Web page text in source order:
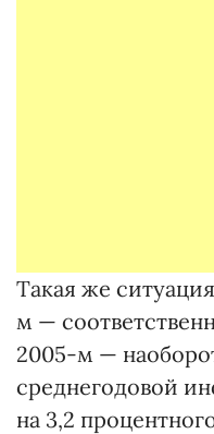
Такая же
м —
2005-м —
среднегодовой
на 3,2